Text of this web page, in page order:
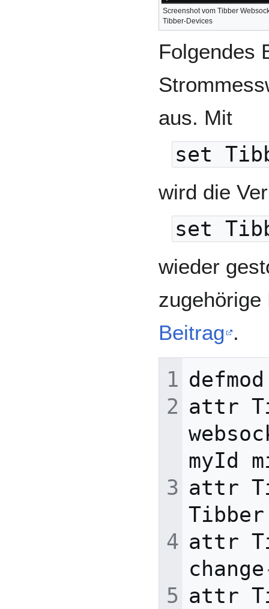
Screenshot vom Tibber
Tibber-Devices
Folgendes
aus. Mit
set
wird die
set
wieder
Beitrag .
defmod
attr
myId
attr
Tibber
attr
change
attr